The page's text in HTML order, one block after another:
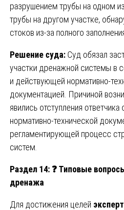
разрушением трубы на одном
трубы на другом участке,
стоков из-за полного
Решение суда: Суд обязал
участки дренажной системы в
и действующей нормативно-
документацией. Причиной
явились отступления ответчика
нормативно-технической
регламентирующей процесс
систем.
Раздел 14: ❓ Типовые
дренажа
Для достижения целей